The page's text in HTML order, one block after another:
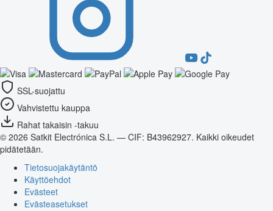
SSL-suojattu
Vahvistettu kauppa
Rahat takaisin -takuu
© 2026 Satkit Electrónica S.L. — CIF: B43962927. Kaikki oikeudet
pidätetään.
Tietosuojakäytäntö
Käyttöehdot
Evästeet
Evästeasetukset